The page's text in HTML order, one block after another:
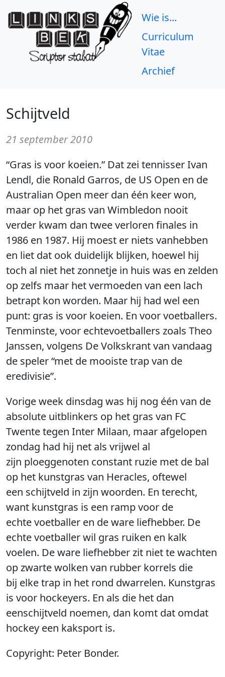
Wie is...
Curriculum
Vitae
Archief
Schijtveld
21 september 2010
“Gras is voor koeien.” Dat zei tennisser Ivan
Lendl, die Ronald Garros, de US Open en de
Australian Open meer dan één keer won,
maar op het gras van Wimbledon nooit
verder kwam dan twee verloren finales in
1986 en 1987. Hij moest er niets vanhebben
en liet dat ook duidelijk blijken, hoewel hij
toch al niet het zonnetje in huis was en zelden
op zelfs maar het vermoeden van een lach
betrapt kon worden. Maar hij had wel een
punt: gras is voor koeien. En voor voetballers.
Tenminste, voor echtevoetballers zoals Theo
Janssen, volgens De Volkskrant van vandaag
de speler “met de mooiste trap van de
eredivisie”.
Vorige week dinsdag was hij nog één van de
absolute uitblinkers op het gras van FC
Twente tegen Inter Milaan, maar afgelopen
zondag had hij net als vrijwel al
zijn ploeggenoten constant ruzie met de bal
op het kunstgras van Heracles, oftewel
een schijtveld in zijn woorden. En terecht,
want kunstgras is een ramp voor de
echte voetballer en de ware liefhebber. De
echte voetballer wil gras ruiken en kalk
voelen. De ware liefhebber zit niet te wachten
op zwarte wolken van rubber korrels die
bij elke trap in het rond dwarrelen. Kunstgras
is voor hockeyers. En als die het dan
eenschijtveld noemen, dan komt dat omdat
hockey een kaksport is.
Copyright: Peter Bonder.